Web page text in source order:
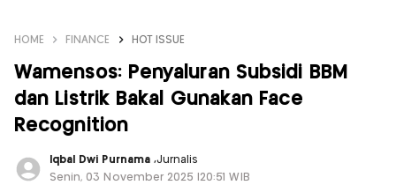
HOME FINANCE HOT ISSUE
Wamensos: Penyaluran Subsidi BBM
dan Listrik Bakal Gunakan Face
Recognition
Iqbal Dwi Purnama ,Jurnalis
Senin, 03 November 2025 |20:51 WIB